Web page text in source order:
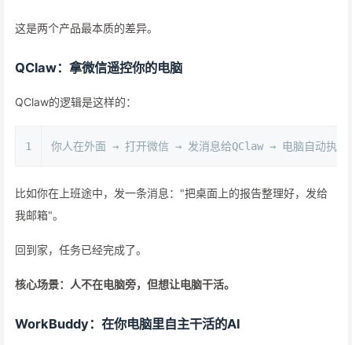
这是两个产品最本质的差异。
QClaw：拿微信遥控你的电脑
QClaw的逻辑是这样的：
1 你人在外面 → 打开微信 → 发消息给QClaw → 电脑自动执行
比如你在上班途中，发一条消息："把桌面上的报告整理好，发给
我邮箱"。
回到家，任务已经完成了。
核心场景：人不在电脑旁，但想让电脑干活。
WorkBuddy：在你电脑里自主干活的AI